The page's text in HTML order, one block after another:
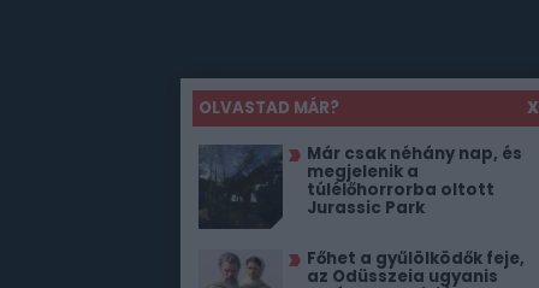
OLVASTAD MÁR?
X
Már csak néhány nap, és
megjelenik a
túlélőhorrorba oltott
Jurassic Park
Főhet a gyűlölködők feje,
az Odüsszeia ugyanis